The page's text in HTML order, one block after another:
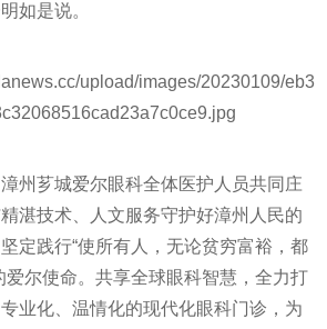
如是说。
州芗城爱尔眼科全体医护人员共同庄
湛技术、人文服务守护好漳州人民的
坚定践行“使所有人，无论贫穷富裕，都
爱尔使命。共享全球眼科智慧，全力打
业化、温情化的现代化眼科门诊，为